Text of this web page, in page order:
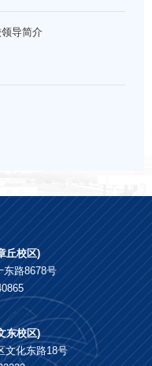
导简介
丘校区)
东路8678号
东校区)
文化东路18号